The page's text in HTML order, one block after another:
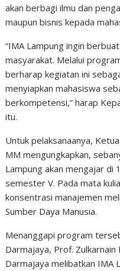
akan berbagi ilmu dan
maupun bisnis kepada
“IMA Lampung ingin
masyarakat. Melalui
berharap kegiatan ini
menyiapkan mahasiswa
berkompetensi,” harap
itu.
Untuk pelaksanaanya,
MM mengungkapkan,
Lampung akan mengajar di
semester V. Pada mata
konsentrasi manajemen
Sumber Daya Manusia.
Menanggapi program
Darmajaya, Prof.
Darmajaya melibatkan IMA